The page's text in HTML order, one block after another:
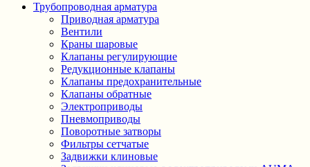
Трубопроводная арматура
Приводная арматура
Вентили
Краны шаровые
Клапаны регулирующие
Редукционные клапаны
Клапаны предохранительные
Клапаны обратные
Электроприводы
Пневмоприводы
Поворотные затворы
Фильтры сетчатые
Задвижки клиновые